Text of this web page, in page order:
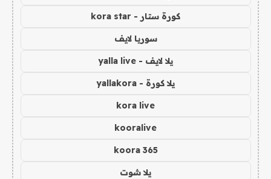
كورة ستار - kora star
سوريا لايف
يلا لايف - yalla live
يلا كورة - yallakora
kora live
kooralive
koora 365
يلا شوت